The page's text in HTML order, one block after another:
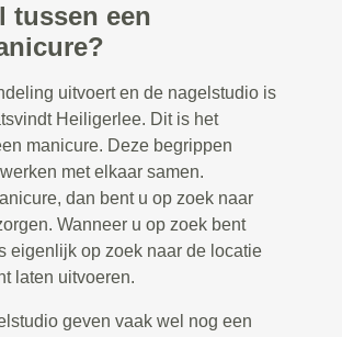
tussen een
uitvoert en de nagelstudio is
Heiligerlee. Dit is het
manicure. Deze begrippen
met elkaar samen.
dan bent u op zoek naar
Wanneer u op zoek bent
eigenlijk op zoek naar de locatie
laten uitvoeren.
geven vaak wel nog een